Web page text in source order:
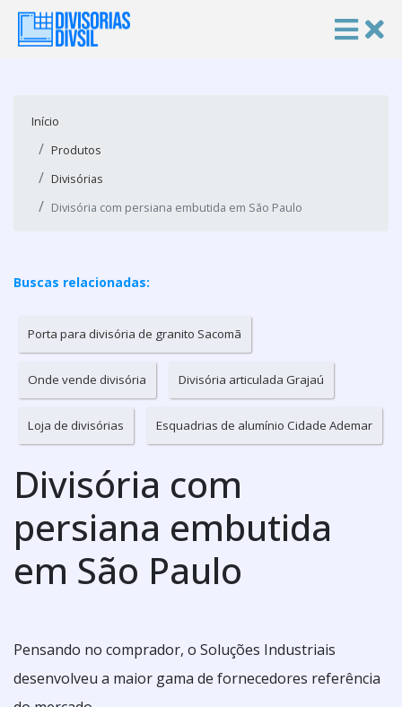
Início
Produtos
Divisórias
Divisória com persiana embutida em São Paulo
Buscas relacionadas:
Porta para divisória de granito Sacomã
Onde vende divisória Divisória articulada Grajaú
Loja de divisórias Esquadrias de alumínio Cidade Ademar
Divisória com
persiana embutida
em São Paulo
Pensando no comprador, o Soluções Industriais
desenvolveu a maior gama de fornecedores referência